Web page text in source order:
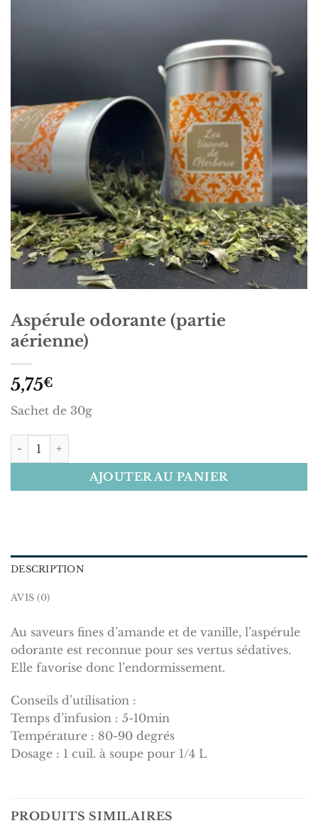
Aspérule odorante (partie
aérienne)
5,75€
Sachet de 30g
quantité de Aspérule odorante (partie aérienne)
AJOUTER AU PANIER
DESCRIPTION
AVIS (0)
Au saveurs fines d’amande et de vanille, l’aspérule
odorante est reconnue pour ses vertus sédatives.
Elle favorise donc l’endormissement.
Conseils d’utilisation :
Temps d’infusion : 5-10min
Température : 80-90 degrés
Dosage : 1 cuil. à soupe pour 1/4 L
PRODUITS SIMILAIRES